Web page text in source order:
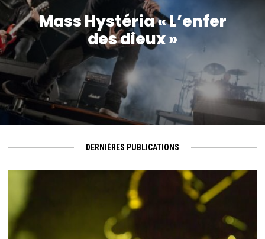
Mass Hystéria « L’enfer
des dieux »
DERNIÈRES PUBLICATIONS